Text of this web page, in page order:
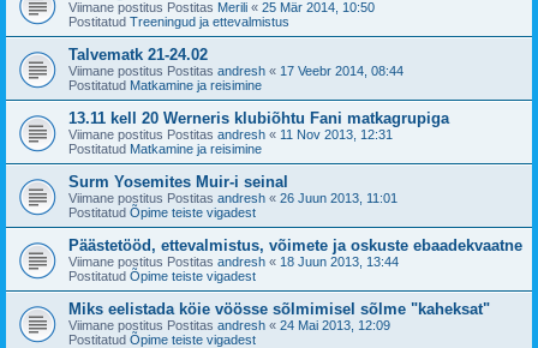
Viimane postitus Postitas Merili « 25 Mär 2014, 10:50
Postitatud Treeningud ja ettevalmistus
Talvematk 21-24.02
Viimane postitus Postitas andresh « 17 Veebr 2014, 08:44
Postitatud Matkamine ja reisimine
13.11 kell 20 Werneris klubiõhtu Fani matkagrupiga
Viimane postitus Postitas andresh « 11 Nov 2013, 12:31
Postitatud Matkamine ja reisimine
Surm Yosemites Muir-i seinal
Viimane postitus Postitas andresh « 26 Juun 2013, 11:01
Postitatud Õpime teiste vigadest
Päästetööd, ettevalmistus, võimete ja oskuste ebaadekvaatne
Viimane postitus Postitas andresh « 18 Juun 2013, 13:44
Postitatud Õpime teiste vigadest
Miks eelistada köie vöösse sõlmimisel sõlme "kaheksat"
Viimane postitus Postitas andresh « 24 Mai 2013, 12:09
Postitatud Õpime teiste vigadest